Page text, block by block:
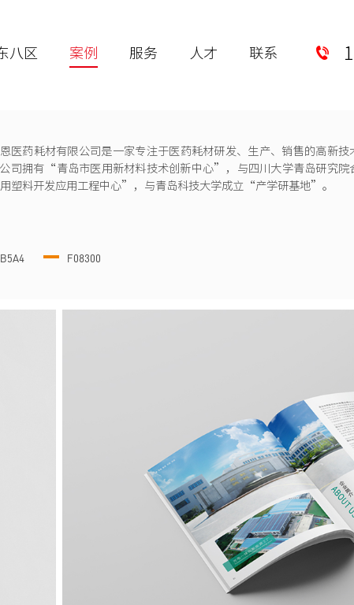
八区 案例 服务 人才 联系
医药耗材有限公司是一家专注于医药耗材研发、生产、销售的高新技
司拥有“青岛市医用新材料技术创新中心”，与四川大学青岛研究院
塑料开发应用工程中心”，与青岛科技大学成立“产学研基地”。
F08300